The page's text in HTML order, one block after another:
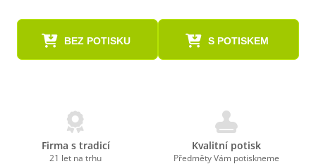
BEZ POTISKU S POTISKEM
Firma s tradicí
21 let na trhu
Kvalitní potisk
Předměty Vám potiskneme